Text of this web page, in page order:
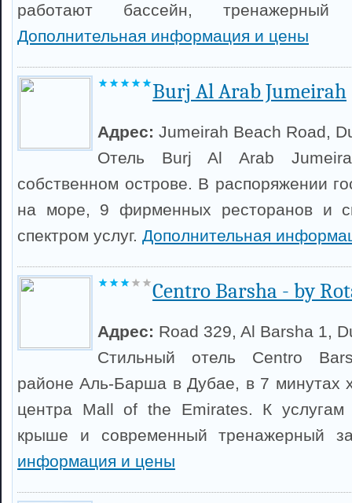
работают бассейн,
Дополнительная информация и цены
Burj Al Arab Jumeirah
Адрес: Jumeirah Beach Road,
Отель Burj Al Arab
собственном острове. В распоряжении
на море, 9 фирменных ресторанов и
спектром услуг. Дополнительная
Centro Barsha - by
Адрес: Road 329, Al Barsha 1,
Стильный отель Centro
районе Аль-Барша в Дубае, в 7 минутах
центра Mall of the Emirates. К услугам
крыше и современный тренажерный
информация и цены